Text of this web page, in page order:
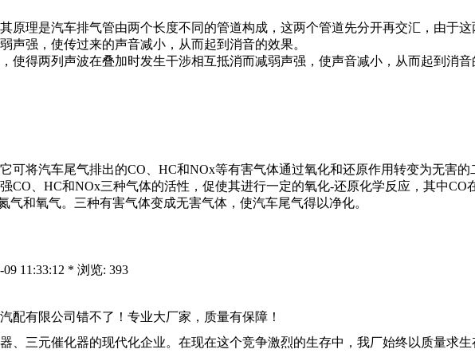
原理是汽车排气管由两个长度不同的管道构成，这两个管道先分开再交汇，由于
强，使传过来的声音减小，从而起到消音的效果。
得两列声波在叠加时发生干涉相互抵消而减弱声强，使声音减小，从而起到消音
将汽车尾气排出的CO、HC和NOx等有害气体通过氧化和还原作用转变为无害的
CO、HC和NOx三种气体的活性，促使其进行一定的氧化-还原化学反应，其中
和氧气。三种有害气体变成无害气体，使汽车尾气得以净化。
11:33:12 * 浏览: 393
配有限公司错不了！专业大厂家，质量有保障！
、三元催化器的现代化企业。在现在这个竞争激烈的生存中，我厂始终以质量求